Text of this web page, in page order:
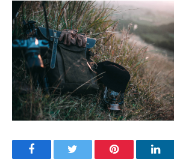
Facebook Pinterest